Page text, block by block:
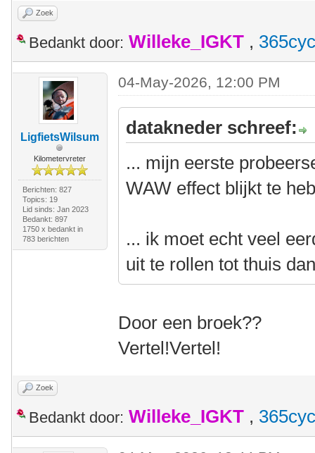
Zoek
Bedankt door: Willeke_IGKT ,
LigfietsWilsum
Kilometervreter
Berichten: 827
Topics: 19
Lid sinds: Jan 2023
Bedankt: 897
1750 x bedankt in
783 berichten
04-May-2026, 12:00 PM
datakneder schreef:
... mijn eerste
WAW effect blijkt te
... ik moet echt veel
uit te rollen tot thuis
Door een broek??
Vertel!Vertel!
Zoek
Bedankt door: Willeke_IGKT ,